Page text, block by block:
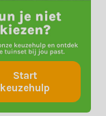
Start
keuzehulp